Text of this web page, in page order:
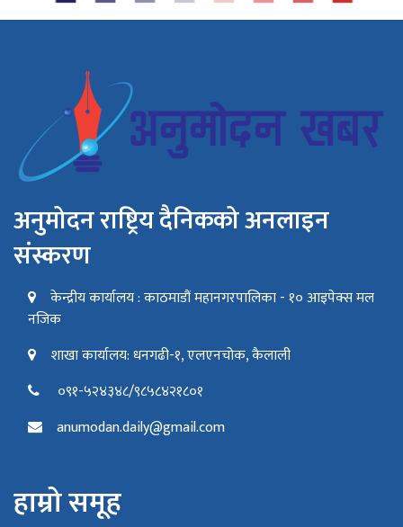
अनुमोदन राष्ट्रिय दैनिकको अनलाइन
संस्करण
केन्द्रीय कार्यालय : काठमाडौं महानगरपालिका - १० आइपेक्स मल
नजिक
शाखा कार्यालय: धनगढी-१, एलएनचोक, कैलाली
०९१-५२४३४८/९८५८४२१८०१
anumodan.daily@gmail.com
हाम्रो समूह